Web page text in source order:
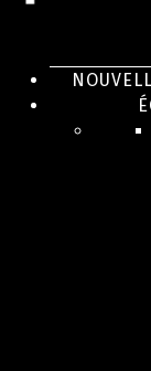
PRIX
DEMANDE
LANGUE(S)